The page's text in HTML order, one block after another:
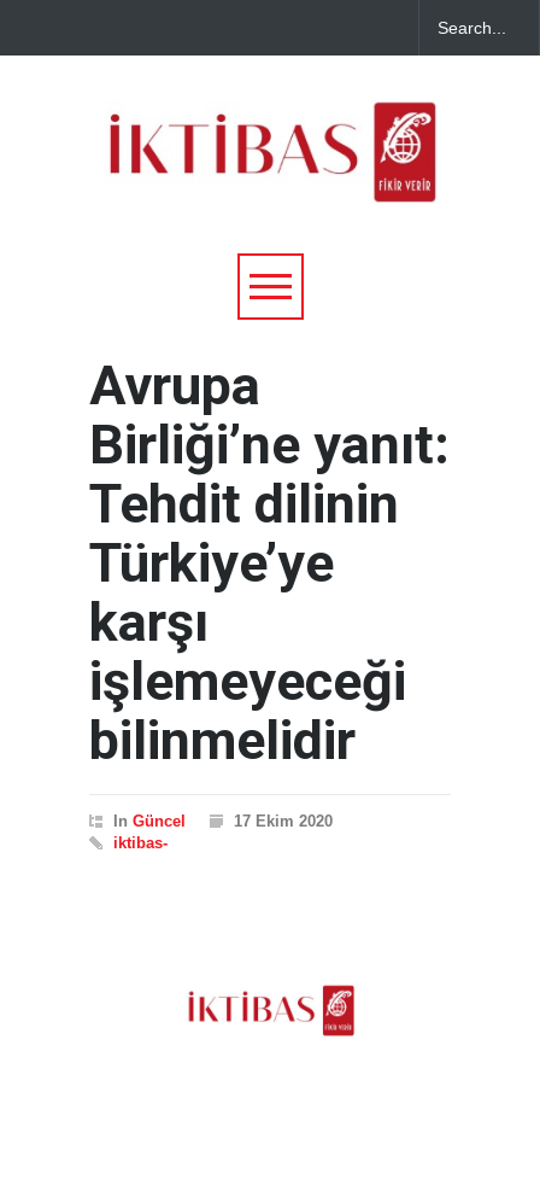
Avrupa
Birliği’ne yanıt:
Tehdit dilinin
Türkiye’ye
karşı
işlemeyeceği
bilinmelidir
In Güncel
17 Ekim 2020
iktibas-